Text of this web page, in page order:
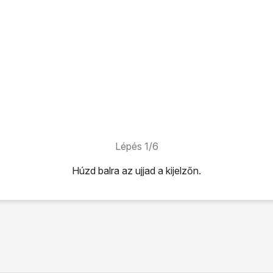
Lépés 1/6
Húzd balra az ujjad a kijelzőn.